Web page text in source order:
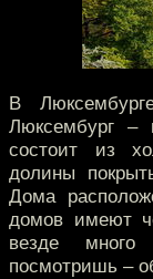
В
Люксембург –
состоит из
долины
Дома
домов имеют
везде много
посмотришь –